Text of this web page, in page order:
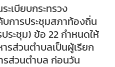
ะเบียบกระทรวง
การประชุมสภาท้องถิ่น
ระชุม) ข้อ 22 กำหนดให้
รส่วนตำบลเป็นผู้เรียก
รส่วนตำบล ก่อนวัน